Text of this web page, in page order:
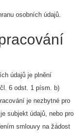
osobních údajů.
údajů je plnění
6 odst. 1 písm. b)
je nezbytné pro
subjekt údajů, nebo pro
smlouvy na žádost